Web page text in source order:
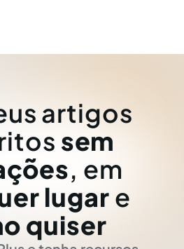
artigos
sem
, em
lugar e
quiser